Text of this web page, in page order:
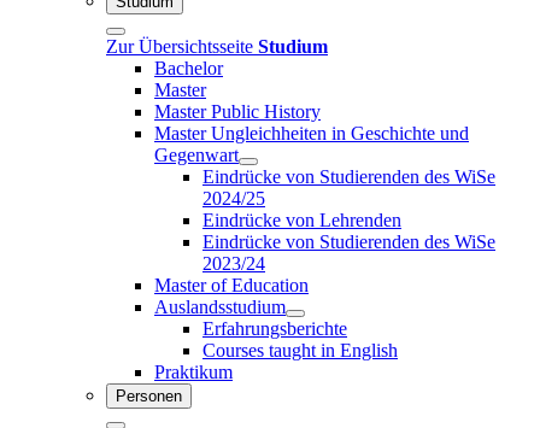
Zur Übersichtsseite Studium
Bachelor
Master
Master Public History
Master Ungleichheiten in Geschichte und
Gegenwart
Eindrücke von Studierenden des WiSe
2024/25
Eindrücke von Lehrenden
Eindrücke von Studierenden des WiSe
2023/24
Master of Education
Auslandsstudium
Erfahrungsberichte
Courses taught in English
Praktikum
Personen